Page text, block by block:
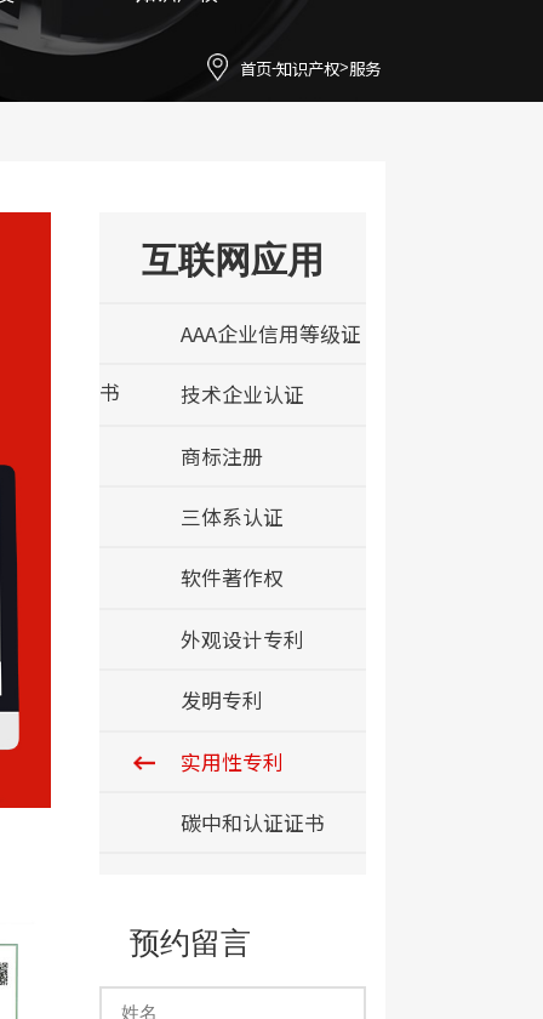
首页-知识产权>服务
互联网应用
AAA企业信用等级证
书
技术企业认证
商标注册
三体系认证
软件著作权
外观设计专利
发明专利
实用性专利
碳中和认证证书
预约留言